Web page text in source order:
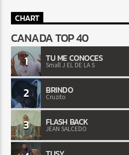
CHART
CANADA TOP 40
1 TU ME CONOCES
Small J EL DE LA S
2 BRINDO
Cruzito
3 FLASH BACK
JEAN SALCEDO